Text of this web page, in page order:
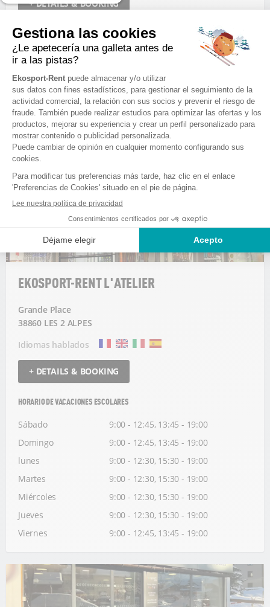
+ DETAILS & BOOKING
HORARIO DE VACACIONES ESCOLARES
Sábado
8:30 - 19:00
Domingo
8:30 - 19:00
lunes
8:30 - 19:00
Martes
8:30 - 19:00
Miércoles
8:30 - 19:00
Jueves
8:30 - 19:00
EKOSPORT-RENT L'ATELIER
Grande Place
38860 LES 2 ALPES
Idiomas hablados
+ DETAILS & BOOKING
HORARIO DE VACACIONES ESCOLARES
Sábado
9:00 - 12:45, 13:45 - 19:00
Domingo
9:00 - 12:45, 13:45 - 19:00
lunes
9:00 - 12:30, 15:30 - 19:00
Martes
9:00 - 12:30, 15:30 - 19:00
Miércoles
9:00 - 12:30, 15:30 - 19:00
Jueves
9:00 - 12:30, 15:30 - 19:00
Viernes
9:00 - 12:45, 13:45 - 19:00